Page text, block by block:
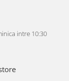
intre 10:30